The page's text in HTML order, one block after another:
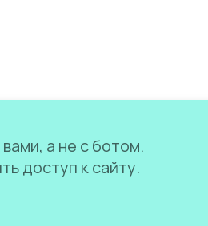
а не с ботом.
доступ к сайту.